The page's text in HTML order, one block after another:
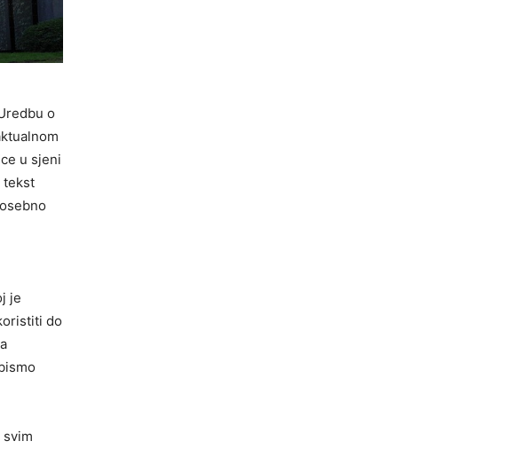
o
u sjeni
tekst
je
do